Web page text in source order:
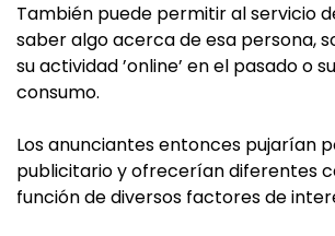
También puede permitir al servicio
saber algo acerca de esa persona,
su actividad ’online’ en el pasado o
consumo.
Los anunciantes entonces pujarían
publicitario y ofrecerían diferentes
función de diversos factores de